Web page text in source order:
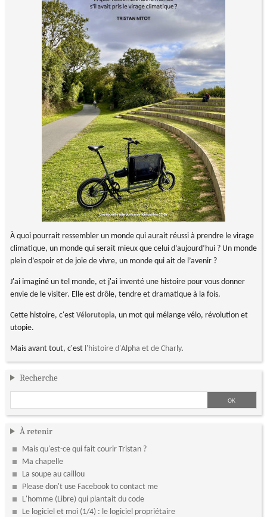
À quoi pourrait ressembler un monde qui aurait réussi à prendre le virage
climatique, un monde qui serait mieux que celui d’aujourd’hui ? Un monde
plein d’espoir et de joie de vivre, un monde qui ait de l’avenir ?
J'ai imaginé un tel monde, et j'ai inventé une histoire pour vous donner
envie de le visiter. Elle est drôle, tendre et dramatique à la fois.
Cette histoire, c'est Vélorutopia, un mot qui mélange vélo, révolution et
utopie.
Mais avant tout, c'est l'histoire d'Alpha et de Charly.
Recherche
À retenir
Mais qu'est-ce qui fait courir Tristan ?
Ma chapelle
La soupe au caillou
Please don't use Facebook to contact me
L'homme (Libre) qui plantait du code
Le logiciel et moi (1/4) : le logiciel propriétaire